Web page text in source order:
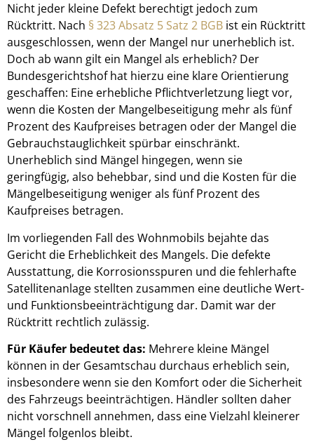
Nicht jeder kleine Defekt berechtigt jedoch zum
Rücktritt. Nach § 323 Absatz 5 Satz 2 BGB ist ein Rücktritt
ausgeschlossen, wenn der Mangel nur unerheblich ist.
Doch ab wann gilt ein Mangel als erheblich? Der
Bundesgerichtshof hat hierzu eine klare Orientierung
geschaffen: Eine erhebliche Pflichtverletzung liegt vor,
wenn die Kosten der Mangelbeseitigung mehr als fünf
Prozent des Kaufpreises betragen oder der Mangel die
Gebrauchstauglichkeit spürbar einschränkt.
Unerheblich sind Mängel hingegen, wenn sie
geringfügig, also behebbar, sind und die Kosten für die
Mängelbeseitigung weniger als fünf Prozent des
Kaufpreises betragen.
Im vorliegenden Fall des Wohnmobils bejahte das
Gericht die Erheblichkeit des Mangels. Die defekte
Ausstattung, die Korrosionsspuren und die fehlerhafte
Satellitenanlage stellten zusammen eine deutliche Wert-
und Funktionsbeeinträchtigung dar. Damit war der
Rücktritt rechtlich zulässig.
Für Käufer bedeutet das: Mehrere kleine Mängel
können in der Gesamtschau durchaus erheblich sein,
insbesondere wenn sie den Komfort oder die Sicherheit
des Fahrzeugs beeinträchtigen. Händler sollten daher
nicht vorschnell annehmen, dass eine Vielzahl kleinerer
Mängel folgenlos bleibt.